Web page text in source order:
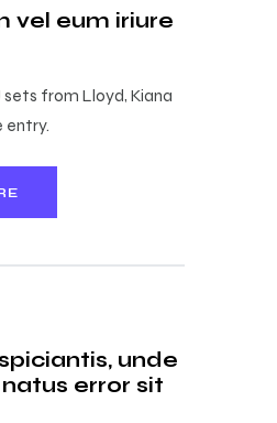
vel eum iriure
sets from Lloyd, Kiana
entry.
unde
error sit